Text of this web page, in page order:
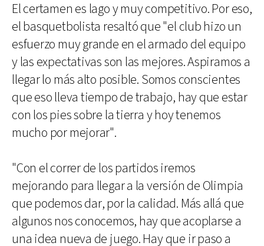
El certamen es lago y muy competitivo. Por eso,
el basquetbolista resaltó que "el club hizo un
esfuerzo muy grande en el armado del equipo
y las expectativas son las mejores. Aspiramos a
llegar lo más alto posible. Somos conscientes
que eso lleva tiempo de trabajo, hay que estar
con los pies sobre la tierra y hoy tenemos
mucho por mejorar".
"Con el correr de los partidos iremos
mejorando para llegar a la versión de Olimpia
que podemos dar, por la calidad. Más allá que
algunos nos conocemos, hay que acoplarse a
una idea nueva de juego. Hay que ir paso a